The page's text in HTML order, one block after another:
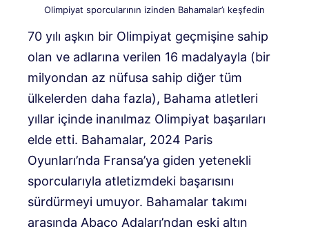
Olimpiyat sporcularının izinden Bahamalar’ı keşfedin
70 yılı aşkın bir Olimpiyat geçmişine sahip
olan ve adlarına verilen 16 madalyayla (bir
milyondan az nüfusa sahip diğer tüm
ülkelerden daha fazla), Bahama atletleri
yıllar içinde inanılmaz Olimpiyat başarıları
elde etti. Bahamalar, 2024 Paris
Oyunları’nda Fransa’ya giden yetenekli
sporcularıyla atletizmdeki başarısını
sürdürmeyi umuyor. Bahamalar takımı
arasında Abaco Adaları’ndan eski altın